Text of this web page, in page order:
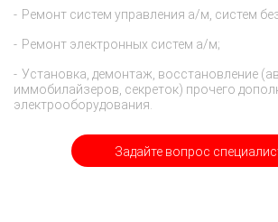
Задайте вопрос
Ремонт систем управления а/м, систем
Ремонт электронных систем а/м;
Установка, демонтаж, восстановление
иммобилайзеров, секреток) прочего
электрооборудования.